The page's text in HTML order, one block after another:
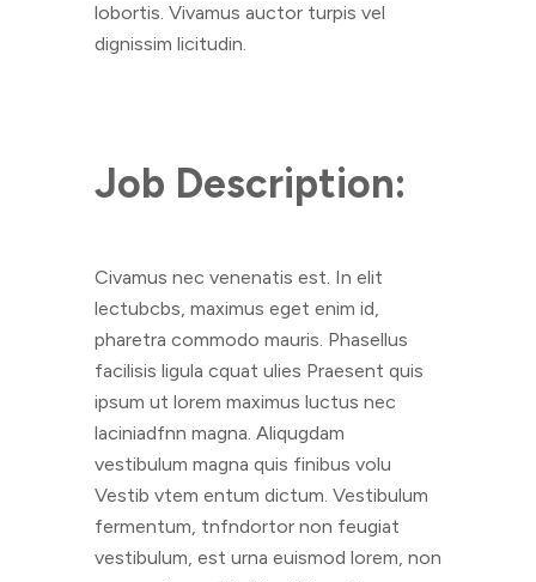
lobortis. Vivamus auctor turpis vel
dignissim licitudin.
Job Description:
Civamus nec venenatis est. In elit
lectubcbs, maximus eget enim id,
pharetra commodo mauris. Phasellus
facilisis ligula cquat ulies Praesent quis
ipsum ut lorem maximus luctus nec
laciniadfnn magna. Aliqugdam
vestibulum magna quis finibus volu
Vestib vtem entum dictum. Vestibulum
fermentum, tnfndortor non feugiat
vestibulum, est urna euismod lorem, non